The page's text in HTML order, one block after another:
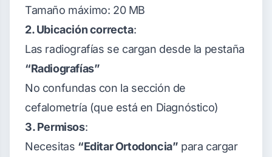
Tamaño máximo: 20 MB
2. Ubicación correcta:
Las radiografías se cargan desde la pestaña
“Radiografías”
No confundas con la sección de
cefalometría (que está en Diagnóstico)
3. Permisos:
Necesitas “Editar Ortodoncia” para cargar